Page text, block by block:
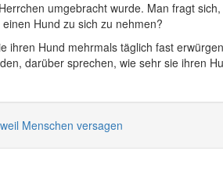
umgebracht wurde. Man fragt
Hund zu sich zu nehmen?
ihren Hund mehrmals täglich fast
darüber sprechen, wie sehr sie ihren
Menschen versagen